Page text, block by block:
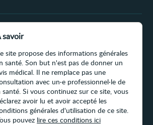
savoir
site propose des informations générales
santé. Son but n'est pas de donner un
médical. Il ne remplace pas une
avec un·e professionnel·le de
santé. Si vous continuez sur ce site, vous
avoir lu et avoir accepté les
générales d'utilisation de ce site.
pouvez lire ces conditions ici